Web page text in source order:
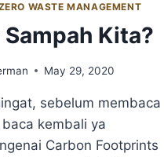
WASTE MANAGEMENT
Sampah Kita?
May 29, 2020
sebelum membaca
kembali ya
Carbon Footprints